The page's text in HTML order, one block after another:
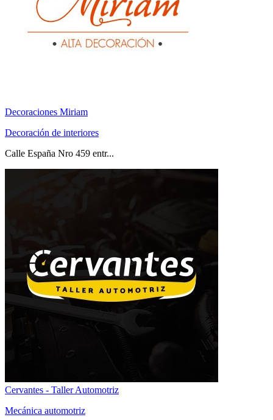
Decoraciones Miriam
Decoración de interiores
Calle España Nro 459 entr...
Cervantes - Taller Automotriz
Mecánica automotriz